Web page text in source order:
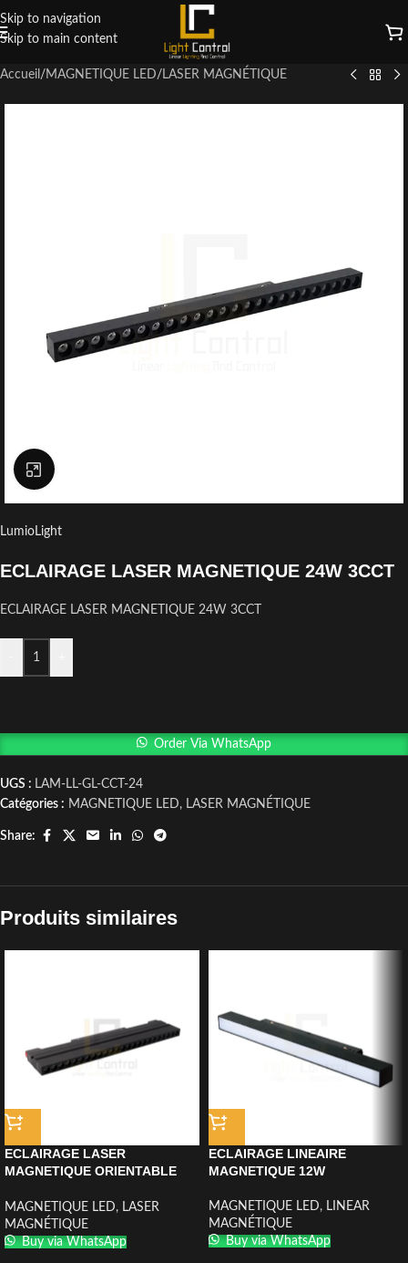
Skip to navigation
Skip to main content
Accueil / MAGNETIQUE LED/ LASER MAGNÉTIQUE
Click to enlarge
LumioLight
ECLAIRAGE LASER MAGNETIQUE 24W 3CCT
ECLAIRAGE LASER MAGNETIQUE 24W 3CCT
Order Via WhatsApp
UGS : LAM-LL-GL-CCT-24
Catégories : MAGNETIQUE LED, LASER MAGNÉTIQUE
Share:
Produits similaires
ECLAIRAGE LASER
MAGNETIQUE ORIENTABLE
MAGNETIQUE LED, LASER
MAGNÉTIQUE
Buy via WhatsApp
ECLAIRAGE LINEAIRE
MAGNETIQUE 12W
MAGNETIQUE LED, LINEAR
MAGNÉTIQUE
Buy via WhatsApp